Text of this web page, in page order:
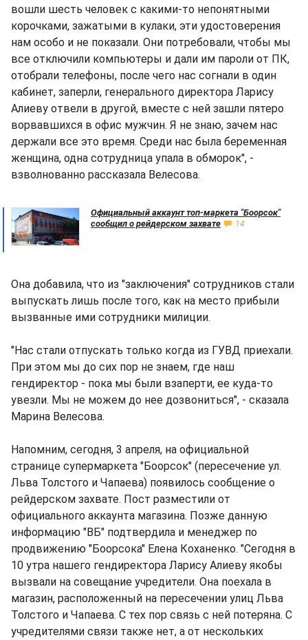
вошли шесть человек с какими-то непонятными
корочками, зажатыми в кулаки, эти удостоверения
нам особо и не показали. Они потребовали, чтобы мы
все отключили компьютеры и дали им пароли от ПК,
отобрали телефоны, после чего нас согнали в один
кабинет, заперли, генерального директора Ларису
Алиеву отвели в другой, вместе с ней зашли пятеро
ворвавшихся в офис мужчин. Я не знаю, зачем нас
держали все это время. Среди нас была беременная
женщина, одна сотрудница упала в обморок", -
взволнованно рассказала Велесова.
Официальный аккаунт топ-маркета "Боорсок"
сообщил о рейдерском захвате
14
Она добавила, что из "заключения" сотрудников стали
выпускать лишь после того, как на место прибыли
вызванные ими сотрудники милиции.
"Нас стали отпускать только когда из ГУВД приехали.
При этом мы до сих пор не знаем, где наш
гендиректор - пока мы были взаперти, ее куда-то
увезли. Мы не можем до нее дозвониться", - сказала
Марина Велесова.
Напомним, сегодня, 3 апреля, на официальной
странице супермаркета "Боорсок" (пересечение ул.
Льва Толстого и Чапаева) появилось сообщение о
рейдерском захвате. Пост разместили от
официального аккаунта магазина. Позже данную
информацию "ВБ" подтвердила и менеджер по
продвижению "Боорсока" Елена Коханенко. "Сегодня в
10 утра нашего гендиректора Ларису Алиеву якобы
вызвали на совещание учредители. Она поехала в
магазин, расположенный на пересечении улиц Льва
Толстого и Чапаева. С тех пор связь с ней потеряна. С
учредителями связи также нет, а от нескольких